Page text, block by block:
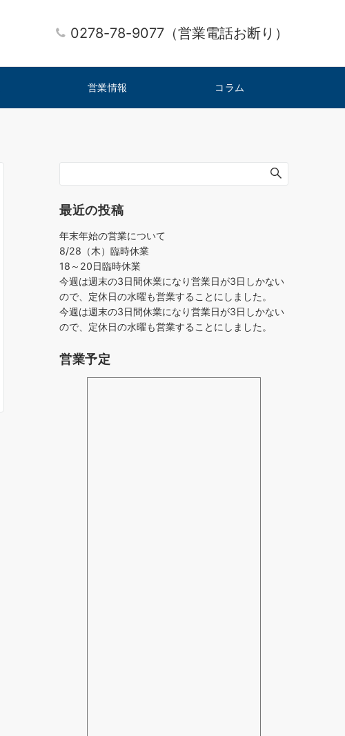
0278-78-9077（営業電話お断り）
営業情報 コラム
最近の投稿
年末年始の営業について
8/28（木）臨時休業
18～20日臨時休業
今週は週末の3日間休業になり営業日が3日しかない
ので、定休日の水曜も営業することにしました。
今週は週末の3日間休業になり営業日が3日しかない
ので、定休日の水曜も営業することにしました。
営業予定